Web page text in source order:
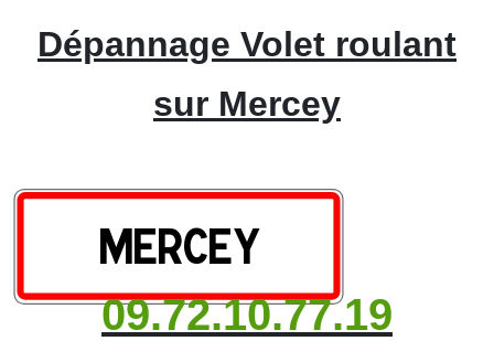
Dépannage Volet roulant
sur Mercey
09.72.10.77.19